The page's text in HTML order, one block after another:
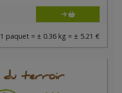
1 paquet = ± 0.36 kg = ± 5.21 €